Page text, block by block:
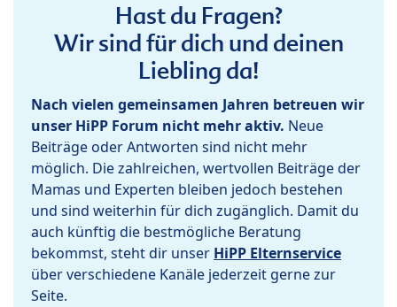
Hast du Fragen?
Wir sind für dich und deinen
Liebling da!
Nach vielen gemeinsamen Jahren betreuen wir
unser HiPP Forum nicht mehr aktiv. Neue
Beiträge oder Antworten sind nicht mehr
möglich. Die zahlreichen, wertvollen Beiträge der
Mamas und Experten bleiben jedoch bestehen
und sind weiterhin für dich zugänglich. Damit du
auch künftig die bestmögliche Beratung
bekommst, steht dir unser HiPP Elternservice
über verschiedene Kanäle jederzeit gerne zur
Seite.